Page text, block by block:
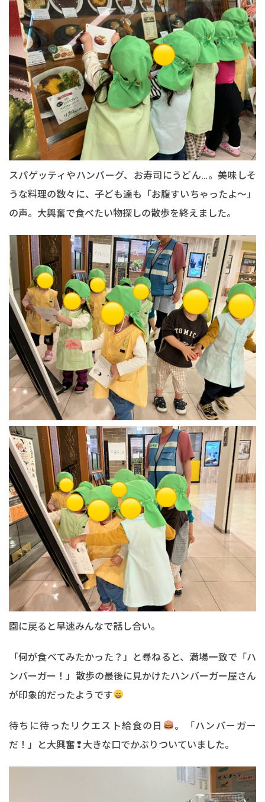
スパゲッティやハンバーグ、お寿司にうどん…。美味しそ
うな料理の数々に、子ども達も「お腹すいちゃったよ～」
の声。大興奮で食べたい物探しの散歩を終えました。
園に戻ると早速みんなで話し合い。
「何が食べてみたかった？」と尋ねると、満場一致で「ハ
ンバーガー！」散歩の最後に見かけたハンバーガー屋さん
が印象的だったようです
待ちに待ったリクエスト給食の日
。「ハンバーガー
だ！」と大興奮❢大きな口でかぶりついていました。